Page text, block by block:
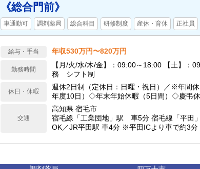
《総合門前》
車通勤可 調剤薬局 総合科目 研修制度 産休・育休 正社員
給与・手当 年収530万円〜820万円
勤務時間
【月/火/水/木/金】：09:00～18:00 【土】：
務 シフト制
休日・休暇
週休2日制（定休日：日曜・祝日）／※年間
年度10日）◇年末年始休暇（5日間）◇慶弔
◇介護休暇◇連続休暇（最大14日間）
交通
高知県 宿毛市
宿毛線「工業団地」駅 車5分 宿毛線「平
OK／JR平田駅 車4分 ※平田ICより車で約3分